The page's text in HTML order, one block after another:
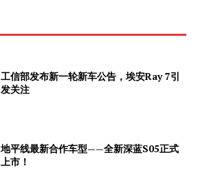
工信部发布新一轮新车公告，埃安Ray 7引
发关注
地平线最新合作车型——全新深蓝S05正式
上市！